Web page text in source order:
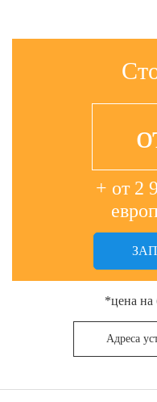
+ от 2
*цена на
Адреса